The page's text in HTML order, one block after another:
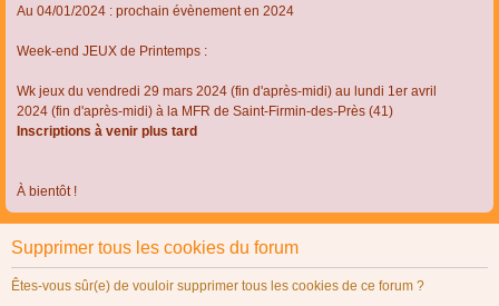
Au 04/01/2024 : prochain évènement en 2024
Week-end JEUX de Printemps :
Wk jeux du vendredi 29 mars 2024 (fin d'après-midi) au lundi 1er avril
2024 (fin d'après-midi) à la MFR de Saint-Firmin-des-Près (41)
Inscriptions à venir plus tard
À bientôt !
Supprimer tous les cookies du forum
Êtes-vous sûr(e) de vouloir supprimer tous les cookies de ce forum ?